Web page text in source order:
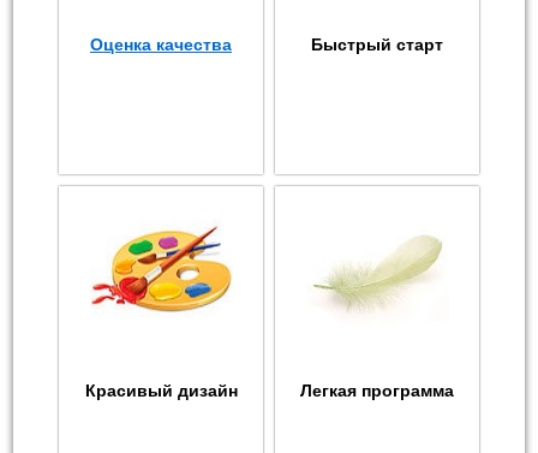
Оценка качества Быстрый старт
Красивый дизайн Легкая программа